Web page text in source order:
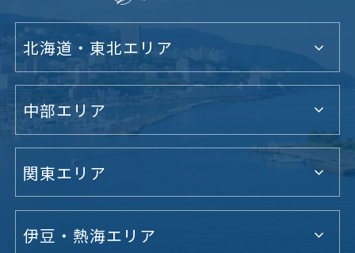
北海道・東北エリア
中部エリア
関東エリア
伊豆・熱海エリア